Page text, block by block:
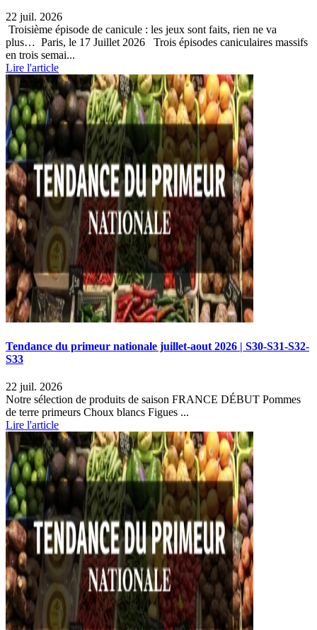
22 juil. 2026
Troisième épisode de canicule : les jeux sont faits, rien ne va
plus… Paris, le 17 Juillet 2026 Trois épisodes caniculaires massifs
en trois semai...
Lire l'article
Tendance du primeur nationale juillet-aout 2026 | S30-S31-S32-
S33
22 juil. 2026
Notre sélection de produits de saison FRANCE DÉBUT Pommes
de terre primeurs Choux blancs Figues ...
Lire l'article